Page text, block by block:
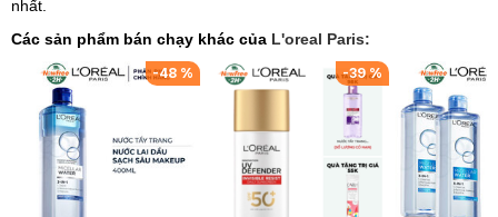
nhất.
Các sản phẩm bán chạy khác của L'oreal Paris:
-48 % -39%